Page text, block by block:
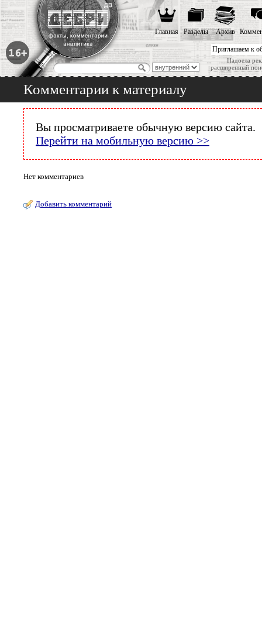
Приглашаем к
Надоела
расширенный
Главная Разделы Архив
Комментарии к материалу
Вы просматриваете обычную версию сайта.
Перейти на мобильную версию >>
Нет комментариев
Добавить комментарий